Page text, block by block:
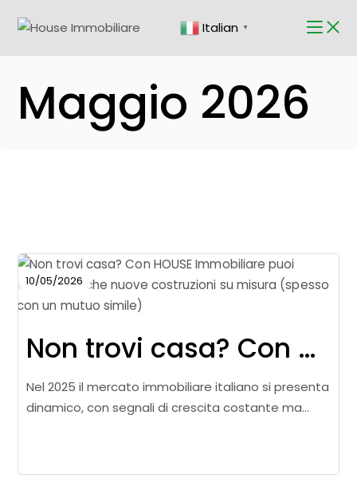
the Italian ▼
Maggio 2026
10/05/2026
Non trovi casa? Con HOUSE Immobiliare puoi valutare anche nuove costruzioni su misura (spesso con un mutuo simile)
Nel 2025 il mercato immobiliare italiano si presenta
dinamico, con segnali di crescita costante ma